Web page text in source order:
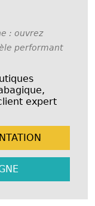
: ouvrez
performant
expert